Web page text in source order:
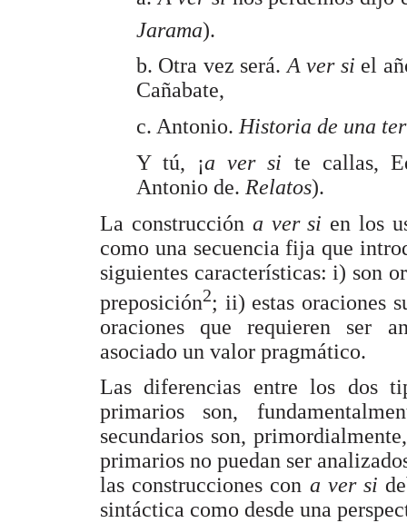
Jarama).
b. Otra vez será.A ver si el
Cañabate,
c. Antonio. Historia de una
Y tú, ¡a ver si te callas,
Antonio de. Relatos).
La construcción a ver si en los
como una secuencia fija que
siguientes características: i) son
preposición2; ii) estas oraciones
oraciones que requieren ser
asociado un valor pragmático.
Las diferencias entre los dos
primarios son,
secundarios son,
primarios no puedan ser
las construcciones con a ver si
sintáctica como desde una